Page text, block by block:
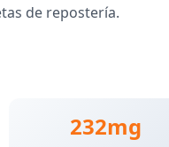
de repostería.
232mg